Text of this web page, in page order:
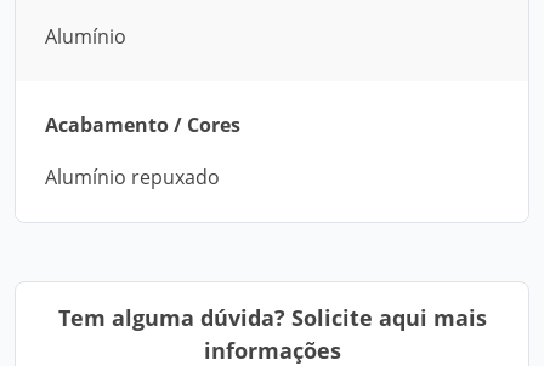
Alumínio
Acabamento / Cores
Alumínio repuxado
Tem alguma dúvida? Solicite aqui mais
informações